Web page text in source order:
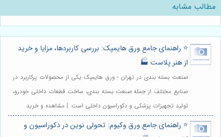
مطالب مشابه
⭐️ راهنمای جامع ورق هایمپک: بررسی کاربردها، مزایا و خرید
از هنر پلاست 🏭
صنعت بسته بندی در تهران - ورق هایمپک یکی از محصولات پرکاربرد در
صنایع مختلف از جمله صنعت بسته بندی، ساخت قطعات داخلی خودرو،
تولید تجهیزات پزشکی و دکوراسیون داخلی است. | مشاهده و خرید
⭐️ راهنمای جامع ورق وکیوم: تحولی نوین در دکوراسیون و